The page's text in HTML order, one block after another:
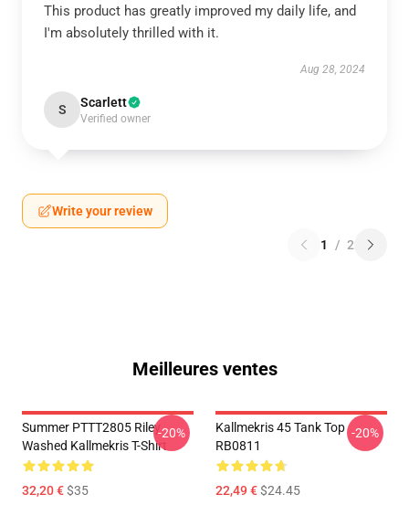
This product has greatly improved my daily life, and
I'm absolutely thrilled with it.
Aug 28, 2024
S Scarlett
Verified owner
Write your review
1 / 2
Meilleures ventes
Summer PTTT2805 Riley
Washed Kallmekris T-Shirt
32,20 €$35
-20%
Kallmekris 45 Tank Top
RB0811
22,49 €$24.45
-20%